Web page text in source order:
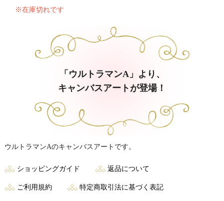
※在庫切れです
「ウルトラマンA」より、
キャンバスアートが登場！
ウルトラマンAのキャンバスアートです。
ショッピングガイド 返品について
ご利用規約 特定商取引法に基づく表記